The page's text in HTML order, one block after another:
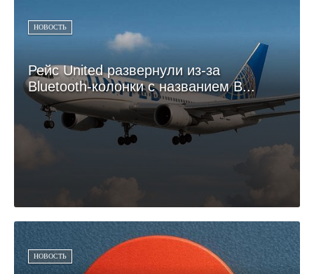
НОВОСТЬ
Рейс United развернули из-за
Bluetooth-колонки с названием B...
НОВОСТЬ